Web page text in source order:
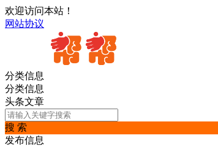
欢迎访问本站！
网站协议
分类信息
分类信息
头条文章
搜 索
发布信息